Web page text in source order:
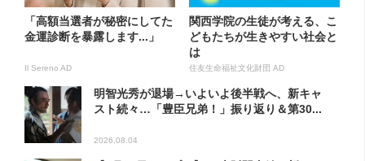
「高額当選者が秘密にしてた
金運診断を暴露します...」
Il Sereno AD
関西学院の生徒が考える、こ
どもたちが生きやすい社会と
は
住友生命福祉文化財団 AD
明智光秀が退場→いよいよ後半戦へ、新キャ
スト続々…「豊臣兄弟！」振り返り＆第30...
2026.08.04